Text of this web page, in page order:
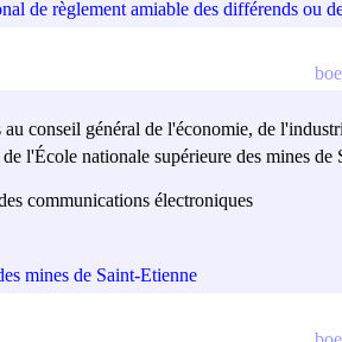
de règlement amiable des différends ou
conseil général de l'économie, de
l'École nationale supérieure des mines de
communications électroniques
mines de Saint-Etienne